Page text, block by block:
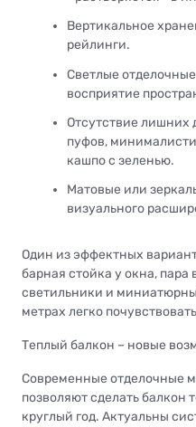
Вертикальное
рейлинги.
Светлые
восприятие
Отсутствие лишних
пуфов,
кашпо с зеленью.
Матовые или
визуального
Один из эффектных
барная стойка у окна,
светильники и
метрах легко
Теплый балкон – новые
Современные отделочные
позволяют сделать балкон
круглый год. Актуальны